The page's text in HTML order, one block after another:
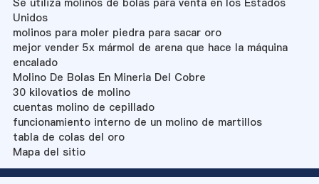
Unidos
molinos para moler piedra para sacar oro
mejor vender 5x mármol de arena que hace la máquina
encalado
Molino De Bolas En Mineria Del Cobre
30 kilovatios de molino
cuentas molino de cepillado
funcionamiento interno de un molino de martillos
tabla de colas del oro
Mapa del sitio